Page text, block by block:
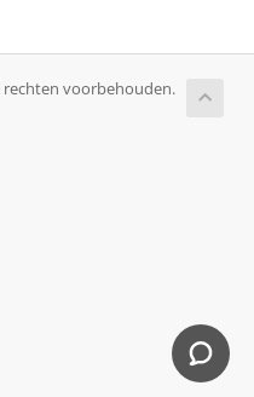
rechten voorbehouden.